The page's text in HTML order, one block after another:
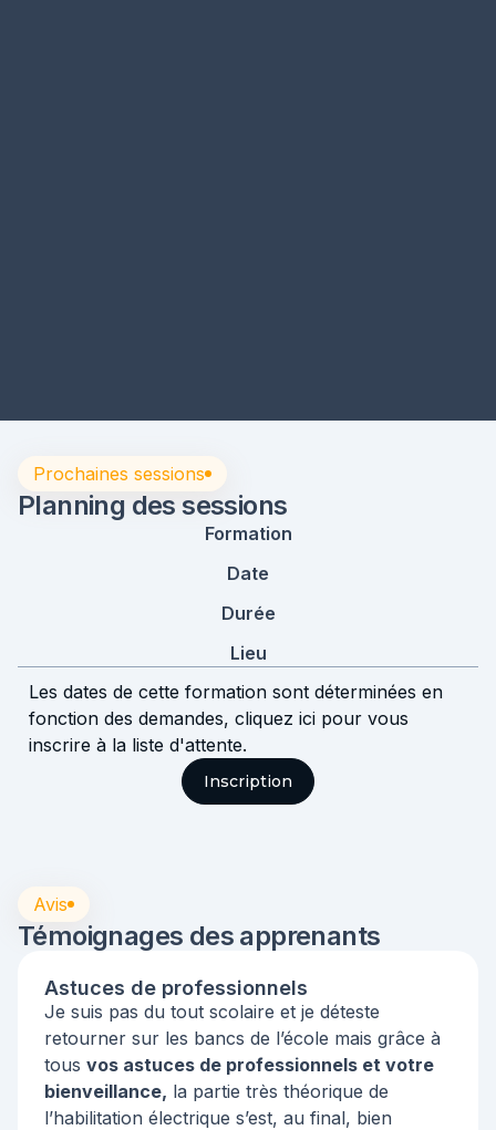
Prochaines sessions
Planning des sessions
Formation
Date
Durée
Lieu
Les dates de cette formation sont déterminées en
fonction des demandes, cliquez ici pour vous
inscrire à la liste d'attente.
Inscription
Avis
Témoignages des apprenants
Astuces de professionnels
Je suis pas du tout scolaire et je déteste
retourner sur les bancs de l’école mais grâce à
tous vos astuces de professionnels et votre
bienveillance, la partie très théorique de
l’habilitation électrique s’est, au final, bien